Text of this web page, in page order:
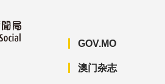
GOV.MO
澳门杂志